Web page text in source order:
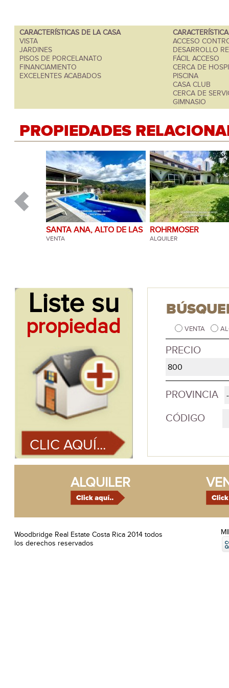
CARACTERÍSTICAS DE LA CASA
VISTA
JARDINES
PISOS DE PORCELANATO
FINANCIAMIENTO
EXCELENTES ACABADOS
ACCESO
DESARROLLO
FÁCIL ACCESO
CERCA DE
PISCINA
CASA CLUB
CERCA DE
GIMNASIO
PROPIEDADES
SANTA ANA, ALTO DE LAS
PALOMAS
VENTA
ROHRMOSER
ALQUILER
Liste su
propiedad
CLIC AQUÍ...
VENTA
PRECIO
PROVINCIA
CÓDIGO
ALQUILER
Woodbridge Real Estate Costa Rica 2014 todos
los derechos reservados